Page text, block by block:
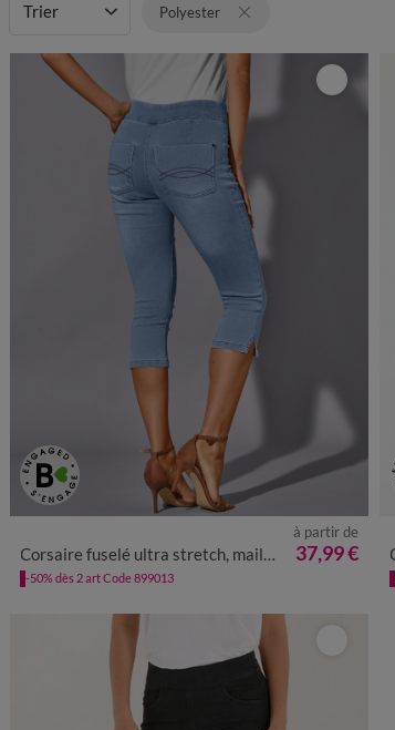
Trier Polyester
52
Corsaire fuselé ultra stretch, maille effet jean
à partir de
37,99 €
-50% dès 2 art Code 899013